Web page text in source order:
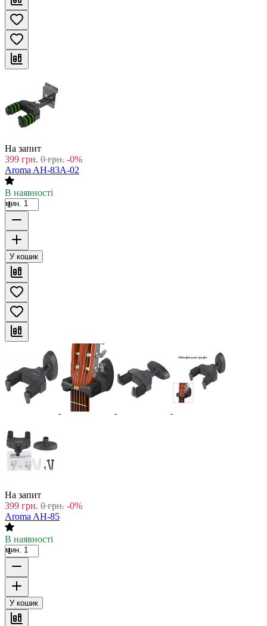
На запит
399 грн. 0 грн. -0%
Aroma AH-83A-02
В наявності
мин. 1
У кошик
На запит
399 грн. 0 грн. -0%
Aroma AH-85
В наявності
мин. 1
У кошик